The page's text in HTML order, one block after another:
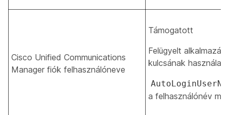
Cisco Unified Communications
Manager fiók felhasználóneve
Támogatott
Felügyelt
kulcsának használata
a felhasználónév